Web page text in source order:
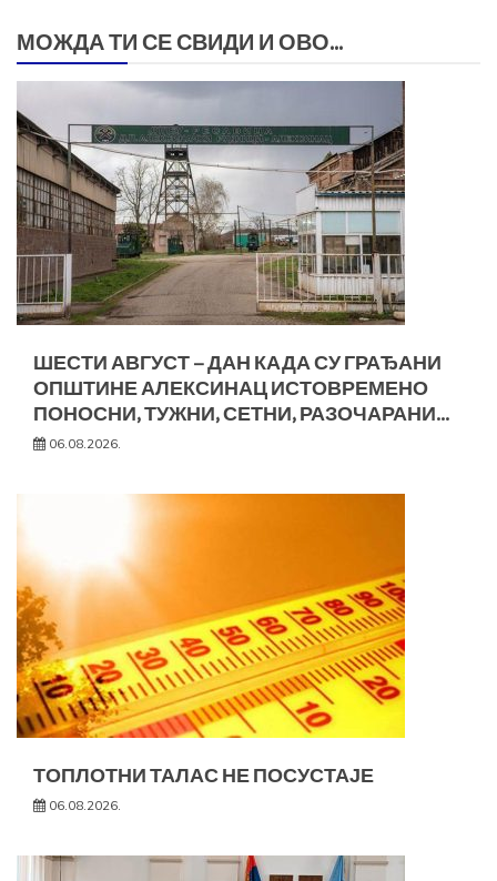
МОЖДА ТИ СЕ СВИДИ И ОВО...
ШЕСТИ АВГУСТ – ДАН КАДА СУ ГРАЂАНИ
ОПШТИНЕ АЛЕКСИНАЦ ИСТОВРЕМЕНО
ПОНОСНИ, ТУЖНИ, СЕТНИ, РАЗОЧАРАНИ…
06.08.2026.
ТОПЛОТНИ ТАЛАС НЕ ПОСУСТАЈЕ
06.08.2026.